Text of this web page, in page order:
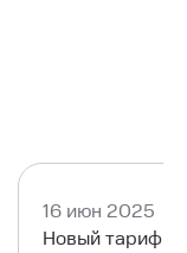
16 июн 2025
Новый тариф